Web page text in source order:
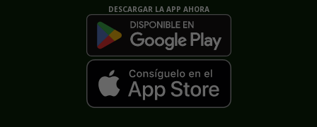
DESCARGAR LA APP AHORA